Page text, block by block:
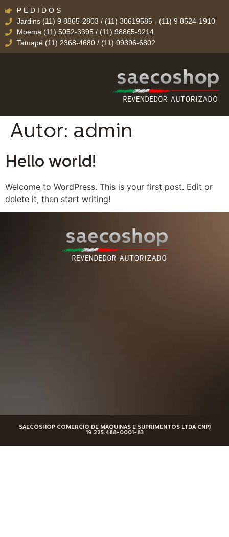
P E D I D O S
Jardins (11) 9 8865-2803 / (11) 30619585 - (11) 9 8524-1910
Moema (11) 5052-3395 / (11) 98865-9214
Tatuapé (11) 2368-4680 / (11) 99396-6802
Autor: admin
Hello world!
Welcome to WordPress. This is your first post. Edit or
delete it, then start writing!
SAECOSHOP COMERCIO DE MAQUINAS E SUPRIMENTOS LTDA CNPJ
19.225.488-0001-83